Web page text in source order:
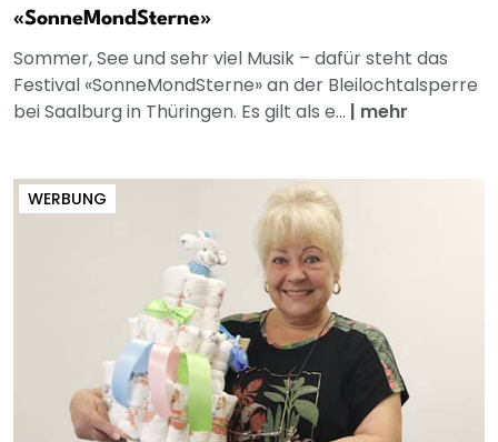
«SonneMondSterne»
Sommer, See und sehr viel Musik – dafür steht das
Festival «SonneMondSterne» an der Bleilochtalsperre
bei Saalburg in Thüringen. Es gilt als e... | mehr
WERBUNG